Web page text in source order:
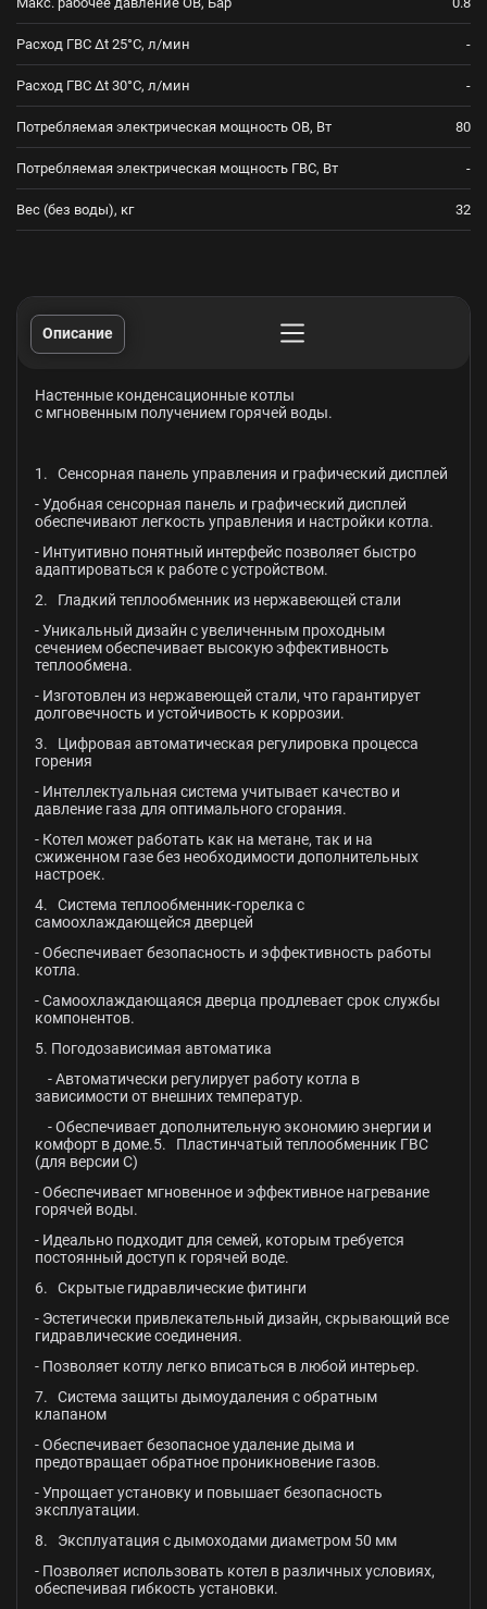
Расход ГВС Δt 25°C, л/мин -
Расход ГВС Δt 30°C, л/мин -
Потребляемая электрическая мощность ОВ, Вт 80
Потребляемая электрическая мощность ГВС, Вт -
Вес (без воды), кг 32
Описание
Настенные конденсационные котлы
с мгновенным получением горячей воды.
1. Сенсорная панель управления и графический дисплей
- Удобная сенсорная панель и графический дисплей
обеспечивают легкость управления и настройки котла.
- Интуитивно понятный интерфейс позволяет быстро
адаптироваться к работе с устройством.
2. Гладкий теплообменник из нержавеющей стали
- Уникальный дизайн с увеличенным проходным
сечением обеспечивает высокую эффективность
теплообмена.
- Изготовлен из нержавеющей стали, что гарантирует
долговечность и устойчивость к коррозии.
3. Цифровая автоматическая регулировка процесса
горения
- Интеллектуальная система учитывает качество и
давление газа для оптимального сгорания.
- Котел может работать как на метане, так и на
сжиженном газе без необходимости дополнительных
настроек.
4. Система теплообменник-горелка с
самоохлаждающейся дверцей
- Обеспечивает безопасность и эффективность работы
котла.
- Самоохлаждающаяся дверца продлевает срок службы
компонентов.
5. Погодозависимая автоматика
- Автоматически регулирует работу котла в
зависимости от внешних температур.
- Обеспечивает дополнительную экономию энергии и
комфорт в доме.5. Пластинчатый теплообменник ГВС
(для версии C)
- Обеспечивает мгновенное и эффективное нагревание
горячей воды.
- Идеально подходит для семей, которым требуется
постоянный доступ к горячей воде.
6. Скрытые гидравлические фитинги
- Эстетически привлекательный дизайн, скрывающий все
гидравлические соединения.
- Позволяет котлу легко вписаться в любой интерьер.
7. Система защиты дымоудаления с обратным
клапаном
- Обеспечивает безопасное удаление дыма и
предотвращает обратное проникновение газов.
- Упрощает установку и повышает безопасность
эксплуатации.
8. Эксплуатация с дымоходами диаметром 50 мм
- Позволяет использовать котел в различных условиях,
обеспечивая гибкость установки.